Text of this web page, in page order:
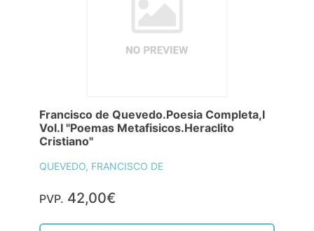
Francisco de Quevedo.Poesia Completa,I
Vol.I "Poemas Metafisicos.Heraclito
Cristiano"
QUEVEDO, FRANCISCO DE
PVP. 42,00€